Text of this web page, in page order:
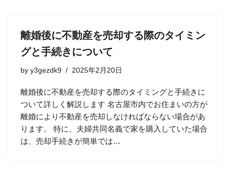
離婚後に不動産を売却する際のタイミン
グと手続きについて
by y3gezdk9 2025年2月20日
離婚後に不動産を売却する際のタイミングと手続きに
ついて詳しく解説します 名古屋市内でお住まいの方が
離婚により不動産を売却しなければならない場合があ
ります。 特に、夫婦共同名義で家を購入していた場合
は、売却手続きが簡単では…